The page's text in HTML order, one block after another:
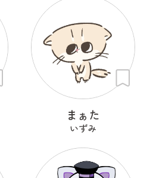
まぁた
いずみ